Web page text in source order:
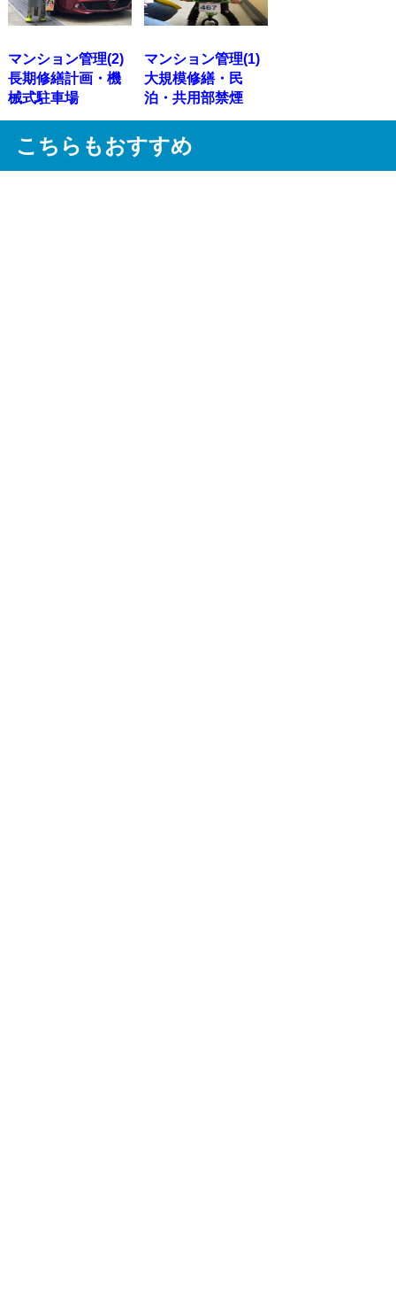
マンション管理(2)
長期修繕計画・機
械式駐車場
マンション管理(1)
大規模修繕・民
泊・共用部禁煙
こちらもおすすめ